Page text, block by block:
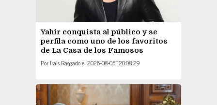
Yahir conquista al público y se
perfila como uno de los favoritos
de La Casa de los Famosos
Por Irais Rasgadoel 2026-08-05T20:08:29